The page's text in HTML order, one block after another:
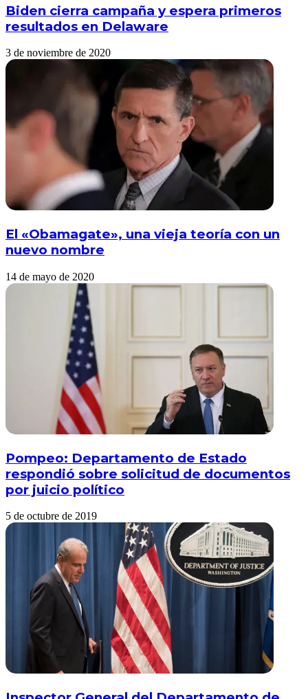
Biden cierra campaña y espera primeros
resultados en Delaware
3 de noviembre de 2020
El «Obamagate», una vieja teoría con un
nuevo nombre
14 de mayo de 2020
Pompeo: Departamento de Estado
respondió sobre solicitud de documentos
por juicio político
5 de octubre de 2019